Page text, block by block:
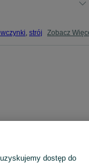
, strój Zobacz
dostęp do